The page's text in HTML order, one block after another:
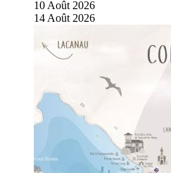
10 Août 2026
14 Août 2026